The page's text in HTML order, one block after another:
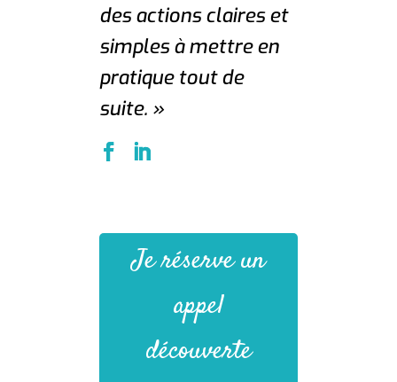
des actions claires et
simples à mettre en
pratique tout de
suite. »
Je réserve un
appel
découverte